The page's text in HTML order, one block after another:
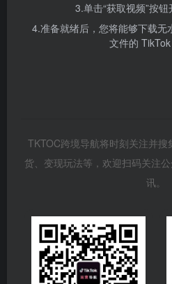
3.单击“获取视频”按钮
4.准备就绪后，您将能够下载
文件的 TikTok
TKTOC跨境导航将时刻关注并
货、变现玩法等，欢迎扫码关注
讯。